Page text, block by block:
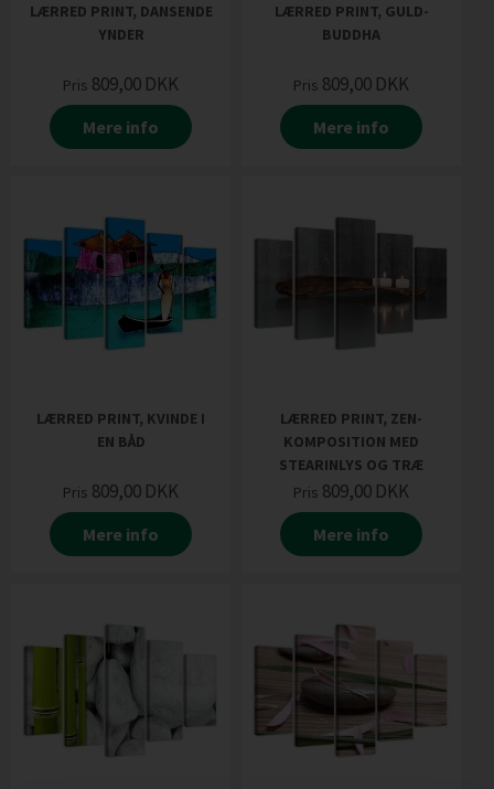
LÆRRED PRINT, DANSENDE
YNDER
Pris 809,00 DKK
Mere info
LÆRRED PRINT, GULD-
BUDDHA
Pris 809,00 DKK
Mere info
LÆRRED PRINT, KVINDE I
EN BÅD
Pris 809,00 DKK
Mere info
LÆRRED PRINT, ZEN-
KOMPOSITION MED
STEARINLYS OG TRÆ
Pris 809,00 DKK
Mere info